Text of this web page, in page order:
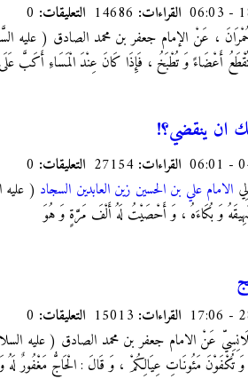
القراءات: التعليقات:
، عَنْ الإمام جعفر بن محمد الصادق ( عليه
أَعْضَاءً وَ تُطْبَخُ ، فَإِذَا كَانَ عِنْدَ الْمَسَاءِ أَكَبَّ
ان ينقضي؟!
القراءات: التعليقات:
الامام علي بن الحسين زين العابدين السجاد (
وَ بُكَاءَهُ ، وَ أَحْصَيْتُ لَهُ أَلْفَ مَرَّةٍ وَ هُوَ
القراءات: التعليقات:
عَنْ الامام جعفر بن محمد الصادق ( عليه
تُكْفَوْنَ مَئُونَاتِ عِيَالِكُمْ ، وَ قَالَ : الْحَاجُّ مَغْفُورٌ